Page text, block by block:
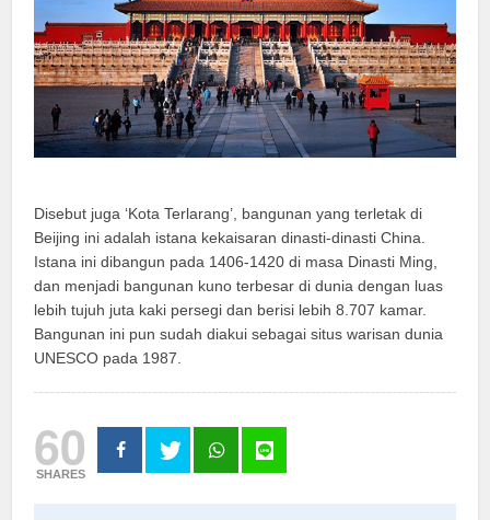
Disebut juga ‘Kota Terlarang’, bangunan yang terletak di
Beijing ini adalah istana kekaisaran dinasti-dinasti China.
Istana ini dibangun pada 1406-1420 di masa Dinasti Ming,
dan menjadi bangunan kuno terbesar di dunia dengan luas
lebih tujuh juta kaki persegi dan berisi lebih 8.707 kamar.
Bangunan ini pun sudah diakui sebagai situs warisan dunia
UNESCO pada 1987.
60
SHARES